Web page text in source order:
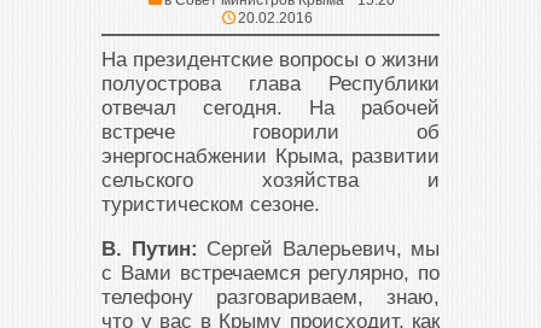
20.02.2016
На президентские вопросы о жизни
полуострова глава Республики
отвечал сегодня. На рабочей
встрече говорили об
энергоснабжении Крыма, развитии
сельского хозяйства и
туристическом сезоне.
В. Путин: Сергей Валерьевич, мы
с Вами встречаемся регулярно, по
телефону разговариваем, знаю,
что у вас в Крыму происходит, как